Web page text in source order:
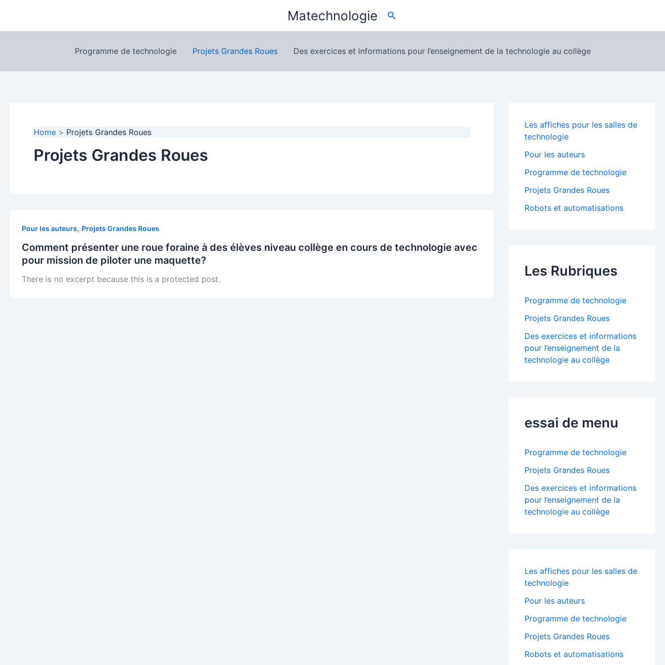
content
Matechnologie Search
Programme de technologie Projets Grandes Roues Des exercices et informations pour l’enseignement de la technologie au collège
Home Projets Grandes Roues
Projets Grandes Roues
Pour les auteurs, Projets Grandes Roues
Comment présenter une roue foraine à des élèves niveau collège en cours de technologie avec
pour mission de piloter une maquette?
There is no excerpt because this is a protected post.
Les affiches pour les salles de
technologie
Pour les auteurs
Programme de technologie
Projets Grandes Roues
Robots et automatisations
Les Rubriques
Programme de technologie
Projets Grandes Roues
Des exercices et informations
pour l’enseignement de la
technologie au collège
essai de menu
Programme de technologie
Projets Grandes Roues
Des exercices et informations
pour l’enseignement de la
technologie au collège
Les affiches pour les salles de
technologie
Pour les auteurs
Programme de technologie
Projets Grandes Roues
Robots et automatisations